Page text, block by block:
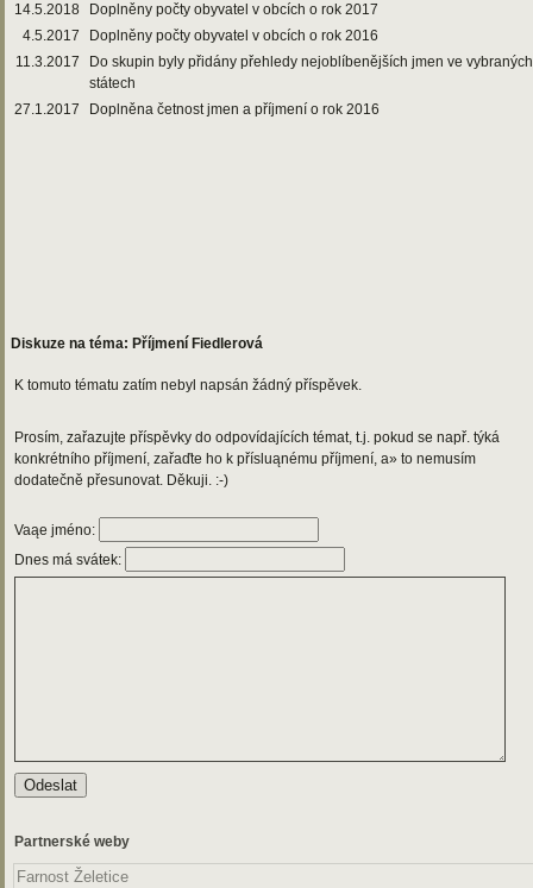
14.5.2018
Doplněny počty obyvatel v obcích o rok 2017
4.5.2017
Doplněny počty obyvatel v obcích o rok 2016
11.3.2017
Do skupin byly přidány přehledy nejoblíbenějších jmen ve vybraných
státech
27.1.2017
Doplněna četnost jmen a příjmení o rok 2016
Diskuze na téma: Příjmení Fiedlerová
K tomuto tématu zatím nebyl napsán žádný příspěvek.
Prosím, zařazujte příspěvky do odpovídajících témat, t.j. pokud se např. týká
konkrétního příjmení, zařaďte ho k přísluąnému příjmení, a» to nemusím
dodatečně přesunovat. Děkuji. :-)
Vaąe jméno:
Dnes má svátek:
Partnerské weby
Farnost Želetice